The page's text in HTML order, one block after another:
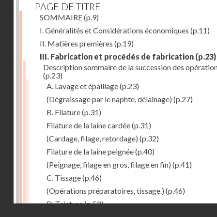
PAGE DE TITRE
SOMMAIRE(p.9)
I. Généralités et Considérations économiques (p.11)
II. Matières premières (p.19)
III. Fabrication et procédés de fabrication (p.23)
Description sommaire de la succession des
(p.23)
A. Lavage et épaillage(p.23)
(Dégraissage par le naphte, délainage) (p.27)
B. Filature(p.31)
Filature de la laine cardée(p.31)
(Cardage, filage, retordage) (p.32)
Filature de la laine peignée(p.40)
(Peignage, filage en gros, filage en fin) (p.41)
C. Tissage(p.46)
(Opérations préparatoires, tissage.) (p.46)
D. Teinture(p.52)